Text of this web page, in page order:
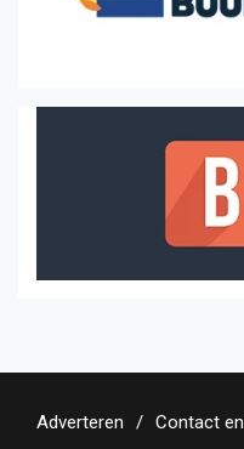
Adverteren Contact